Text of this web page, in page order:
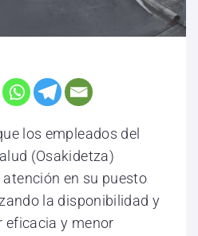
los empleados del
(Osakidetza)
en su puesto
la disponibilidad y
eficacia y menor